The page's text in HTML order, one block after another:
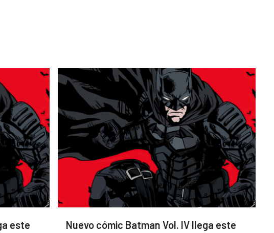
este
Nuevo cómic Batman Vol. IV llega este